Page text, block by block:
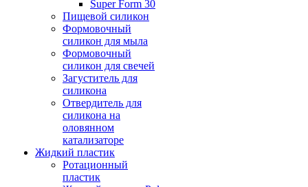
Super Form 30
Пищевой силикон
Формовочный
силикон для мыла
Формовочный
силикон для свечей
Загуститель для
силикона
Отвердитель для
силикона на
оловянном
катализаторе
Жидкий пластик
Ротационный
пластик